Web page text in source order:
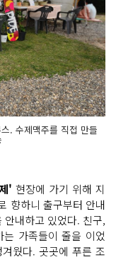
. 수제맥주를 직접 만들
' 현장에 가기 위해 지
향하니 출구부터 안내
안내하고 있었다. 친구,
가족들이 줄을 이었
웠다. 곳곳에 푸른 조